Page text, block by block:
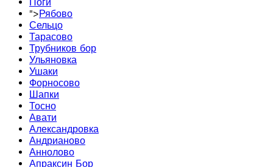
">Рябово
Сельцо
Тарасово
Трубников бор
Ульяновка
Ушаки
Форносово
Шапки
Тосно
Авати
Александровка
Андрианово
Аннолово
Апраксин Бор